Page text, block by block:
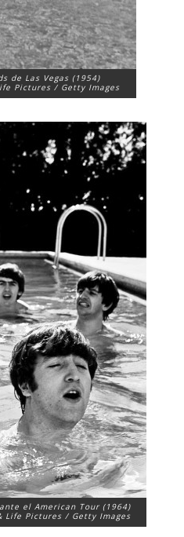
de Las Vegas (1954)
Pictures / Getty Images
el American Tour (1964)
Life Pictures / Getty Images